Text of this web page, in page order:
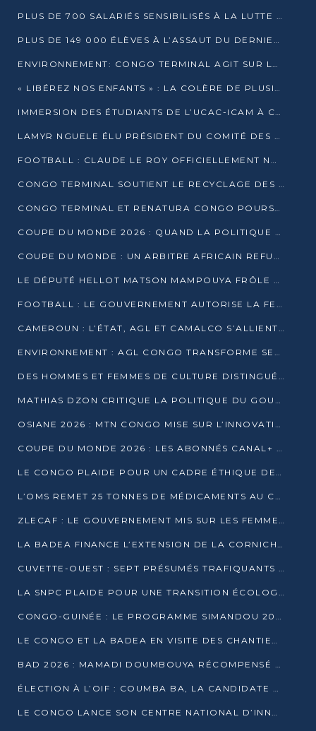
PLUS DE 700 SALARIÉS SENSIBILISÉS À LA LUTTE CONTRE LA TUBERCULOSE À CONGO TERMINAL
PLUS DE 149 000 ÉLÈVES À L’ASSAUT DU DERNIER CEPE
ENVIRONNEMENT: CONGO TERMINAL AGIT SUR LE TERRAIN ET FORME LES PLUS JEUNES
« LIBÉREZ NOS ENFANTS » : LA COLÈRE DE PLUSIEURS MÈRES À BRAZZAVILLE CONTRE LA DGSP
IMMERSION DES ÉTUDIANTS DE L’UCAC-ICAM À CONGO TERMINAL
LAMYR NGUELE ÉLU PRÉSIDENT DU COMITÉ DES MEMBRES D’HONNEUR DU PCT
FOOTBALL : CLAUDE LE ROY OFFICIELLEMENT NOMMÉ SÉLECTIONNEUR DU CONGO
CONGO TERMINAL SOUTIENT LE RECYCLAGE DES DÉCHETS PLASTIQUES À POINTE-NOIRE
CONGO TERMINAL ET RENATURA CONGO POURSUIVENT LEUR COMBAT POUR LA BIODIVERSITÉ
COUPE DU MONDE 2026 : QUAND LA POLITIQUE MENACE L’UNIVERSALITÉ DU FOOTBALL
COUPE DU MONDE : UN ARBITRE AFRICAIN REFUSÉ À L’ENTRÉE DES ÉTATS-UNIS
LE DÉPUTÉ HELLOT MATSON MAMPOUYA FRÔLE LA MORT LORS D’UNE EMBUSCADE DZNS LE POOL
FOOTBALL : LE GOUVERNEMENT AUTORISE LA FECOFOOT À OCCUPER LES COMPLEXES SPORTIFS
CAMEROUN : L’ÉTAT, AGL ET CAMALCO S’ALLIENT POUR UN MÉGA-PROJET FERROVIAIRE
ENVIRONNEMENT : AGL CONGO TRANSFORME SES DÉCHETS EN OUTILS DE FORMATION
DES HOMMES ET FEMMES DE CULTURE DISTINGUÉS POUR LEUR ENGAGEMENT PAR BANTOU CULTURE
MATHIAS DZON CRITIQUE LA POLITIQUE DU GOUVERNEMENT ET ALERTE SUR LA DETTE DU CONGO
OSIANE 2026 : MTN CONGO MISE SUR L’INNOVATION POUR RELEVER LES DÉFIS AFRICAINS
COUPE DU MONDE 2026 : LES ABONNÉS CANAL+ AU CONGO DÉÇUS À QUELQUES JOURS DU COUP D’ENVOI
LE CONGO PLAIDE POUR UN CADRE ÉTHIQUE DE L’INTELLIGENCE ARTIFICIELLE À DAKAR
L’OMS REMET 25 TONNES DE MÉDICAMENTS AU CONGO POUR RENFORCER LA RIPOSTE AUX ÉPIDÉMIES
ZLECAF : LE GOUVERNEMENT MIS SUR LES FEMMES ENTREPRENEURES
LA BADEA FINANCE L’EXTENSION DE LA CORNICHE SUD DE BRAZZAVILLE
CUVETTE-OUEST : SEPT PRÉSUMÉS TRAFIQUANTS DE FAUNE INTERPELLÉS À EWO ET KELLÉ
LA SNPC PLAIDE POUR UNE TRANSITION ÉCOLOGIQUE PROGRESSIVE
CONGO-GUINÉE : LE PROGRAMME SIMANDOU 2040 AU CŒUR DES ÉCHANGES À LA BAD
LE CONGO ET LA BADEA EN VISITE DES CHANTIERS
BAD 2026 : MAMADI DOUMBOUYA RÉCOMPENSÉ PAR LE TROPHÉE BABACAR NDIAYE À BRAZZAVILLE
ÉLECTION À L’OIF : COUMBA BA, LA CANDIDATE DISCRÈTE QUI BOUSCULE LE JEU DIPLOMATIQUE
LE CONGO LANCE SON CENTRE NATIONAL D’INNOVATION